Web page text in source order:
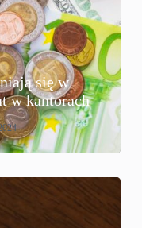
się w
w kantorach